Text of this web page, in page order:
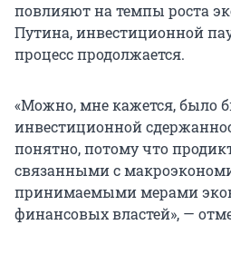
повлияют на темпы роста
Путина, инвестиционной
процесс продолжается.
«Можно, мне кажется, было
инвестиционной
понятно, потому что
связанными с
принимаемыми мерами
финансовых властей», —